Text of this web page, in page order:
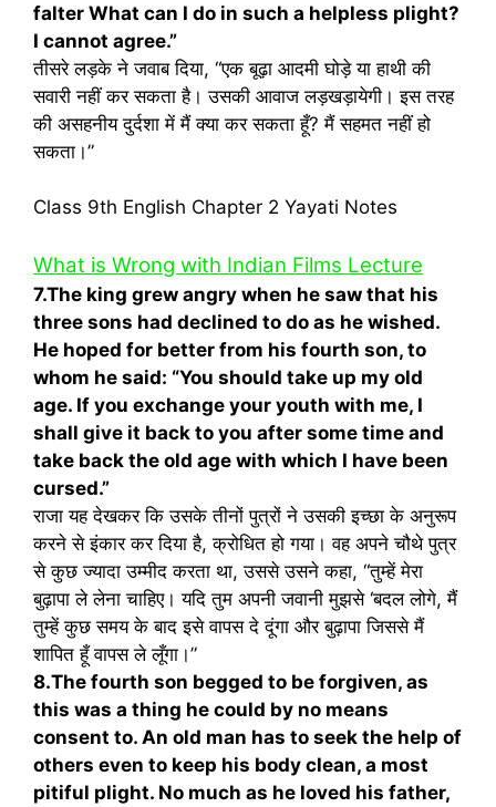
falter What can I do in such a helpless plight?
I cannot agree.”
तीसरे लड़के ने जवाब दिया, “एक बूढ़ा आदमी घोड़े या हाथी की
सवारी नहीं कर सकता है। उसकी आवाज लड़खड़ायेगी। इस तरह
की असहनीय दुर्दशा में मैं क्या कर सकता हूँ? मैं सहमत नहीं हो
सकता।”
Class 9th English Chapter 2 Yayati Notes
What is Wrong with Indian Films Lecture
7.The king grew angry when he saw that his
three sons had declined to do as he wished.
He hoped for better from his fourth son, to
whom he said: “You should take up my old
age. If you exchange your youth with me, I
shall give it back to you after some time and
take back the old age with which I have been
cursed.”
राजा यह देखकर कि उसके तीनों पुत्रों ने उसकी इच्छा के अनुरूप
करने से इंकार कर दिया है, क्रोधित हो गया। वह अपने चौथे पुत्र
से कुछ ज्यादा उम्मीद करता था, उससे उसने कहा, “तुम्हें मेरा
बुढ़ापा ले लेना चाहिए। यदि तुम अपनी जवानी मुझसे ‘बदल लोगे, मैं
तुम्हें कुछ समय के बाद इसे वापस दे दूंगा और बुढ़ापा जिससे मैं
शापित हूँ वापस ले लूँगा।”
8.The fourth son begged to be forgiven, as
this was a thing he could by no means
consent to. An old man has to seek the help of
others even to keep his body clean, a most
pitiful plight. No much as he loved his father,